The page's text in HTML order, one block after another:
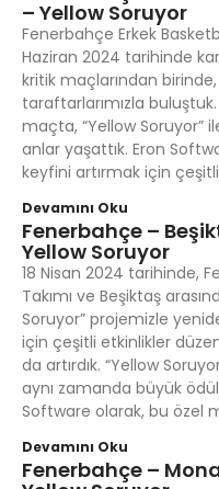
– Yellow Soruyor
Fenerbahçe Erkek
Haziran 2024 tarihinde
kritik maçlarından
taraftarlarımızla
maçta, “Yellow Soruyor”
anlar yaşattık. Eron
keyfini artırmak için
Devamını Oku
Fenerbahçe –
Yellow Soruyor
18 Nisan 2024 tarihinde,
Takımı ve Beşiktaş
Soruyor” projemizle
için çeşitli etkinlikler
da artırdık. “Yellow
aynı zamanda büyük
Software olarak, bu özel
Devamını Oku
Fenerbahçe –